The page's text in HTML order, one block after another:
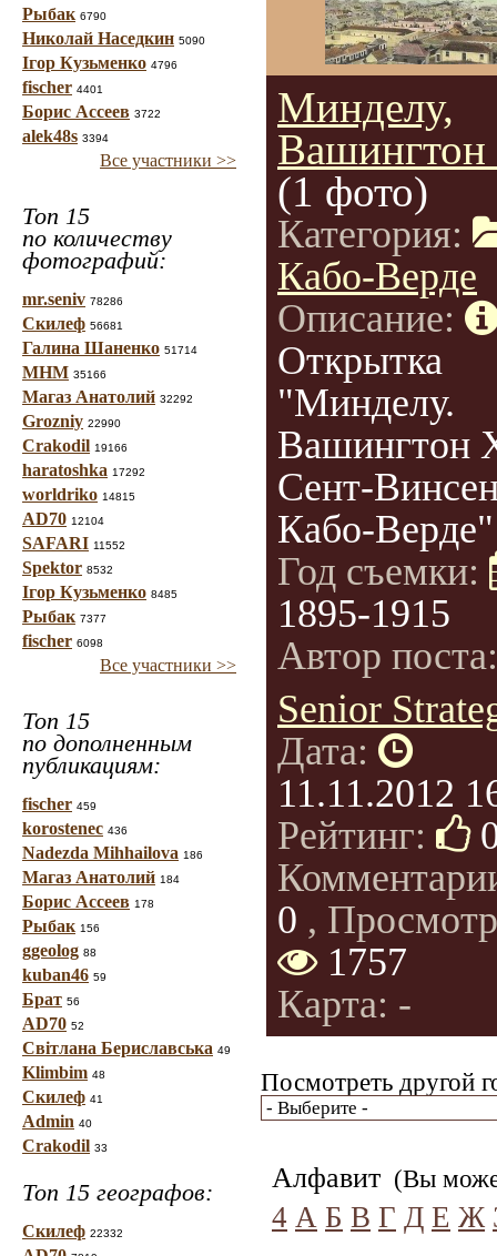
Рыбак 6790
Николай Наседкин 5090
Ігор Кузьменко 4796
fischer 4401
Борис Ассеев 3722
alek48s 3394
Все участники >>
Топ 15
по количеству
фотографий:
mr.seniv 78286
Скилеф 56681
Галина Шаненко 51714
МНМ 35166
Магаз Анатолий 32292
Grozniy 22990
Crakodil 19166
haratoshka 17292
worldriko 14815
AD70 12104
SAFARI 11552
Spektor 8532
Ігор Кузьменко 8485
Рыбак 7377
fischer 6098
Все участники >>
Топ 15
по дополненным
публикациям:
fischer 459
korostenec 436
Nadezda Mihhailova 186
Магаз Анатолий 184
Борис Ассеев 178
Рыбак 156
ggeolog 88
kuban46 59
Брат 56
AD70 52
Світлана Бериславська 49
Klimbim 48
Скилеф 41
Admin 40
Crakodil 33
Топ 15 географов:
Скилеф 22332
Минделу,
(1 фото)
Категория:
Кабо-Верде
Описание:
Открытка
"Минделу.
Вашингтон
Сент-
Кабо-Верде"
Год съемки:
1895-1915
Автор
Senior
Дата:
11.11.2012
Рейтинг:
0 ,
1757
Карта: -
Посмотреть другой
Алфавит (Вы
4 А Б В Г Д Е Ж